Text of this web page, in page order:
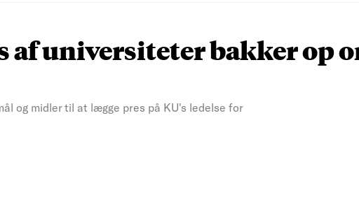
af universiteter bakker op
og midler til at lægge pres på KU's ledelse for